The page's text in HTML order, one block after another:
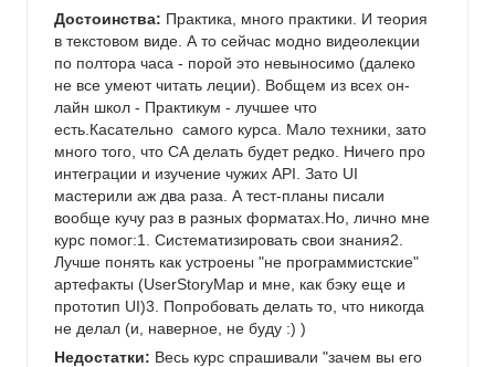
Достоинства: Практика, много практики. И теория
в текстовом виде. А то сейчас модно видеолекции
по полтора часа - порой это невыносимо (далеко
не все умеют читать леции). Вобщем из всех он-
лайн школ - Практикум - лучшее что
есть.Касательно  самого курса. Мало техники, зато
много того, что СА делать будет редко. Ничего про
интеграции и изучение чужих API. Зато UI
мастерили аж два раза. А тест-планы писали
вообще кучу раз в разных форматах.Но, лично мне
курс помог:1. Систематизировать свои знания2.
Лучше понять как устроены "не программистские"
артефакты (UserStoryMap и мне, как бэку еще и
прототип UI)3. Попробовать делать то, что никогда
не делал (и, наверное, не буду :) )
Недостатки: Весь курс спрашивали "зачем вы его